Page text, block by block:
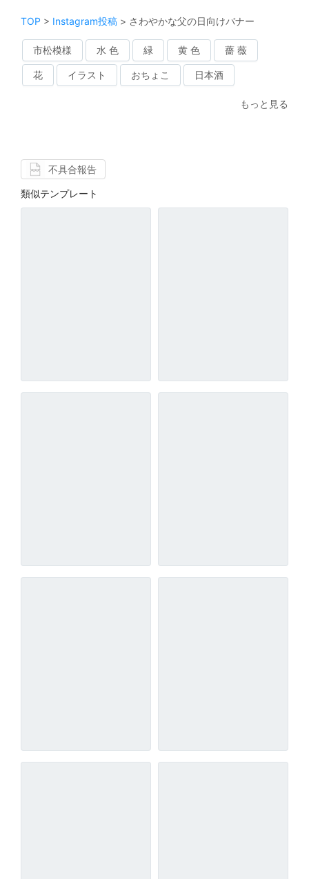
TOP > Instagram投稿 > さわやかな父の日向けバナー
市松模様 水 色 緑 黄 色 薔 薇
花 イラスト おちょこ 日本酒
もっと見る
不具合報告
類似テンプレート